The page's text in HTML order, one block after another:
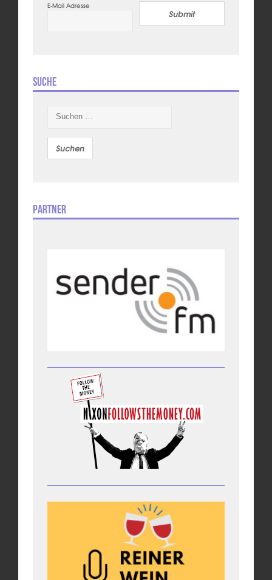
E-Mail Adresse
Submit
Suche
nach:
Partner